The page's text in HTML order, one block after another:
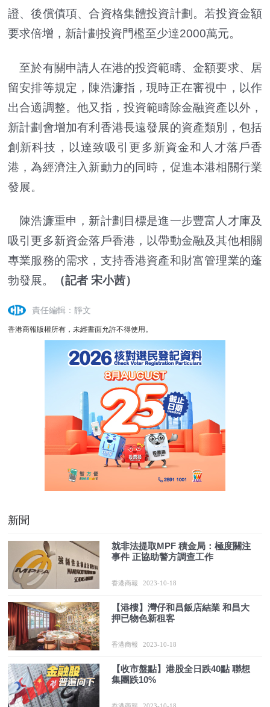
證、後償債項、合資格集體投資計劃。若投資金額
要求倍增，新計劃投資門檻至少達2000萬元。
至於有關申請人在港的投資範疇、金額要求、居
留安排等規定，陳浩濂指，現時正在審視中，以作
出合適調整。他又指，投資範疇除金融資產以外，
新計劃會增加有利香港長遠發展的資產類別，包括
創新科技，以達致吸引更多新資金和人才落戶香
港，為經濟注入新動力的同時，促進本港相關行業
發展。
陳浩濂重申，新計劃目標是進一步豐富人才庫及
吸引更多新資金落戶香港，以帶動金融及其他相關
專業服務的需求，支持香港資產和財富管理業的蓬
勃發展。
（記者 宋小茜）
責任編輯：靜文
香港商報版權所有，未經書面允許不得使用。
新聞
就非法提取MPF 積金局：極度關注
事件 正協助警方調查工作
香港商報 2023-10-18
【港樓】灣仔和昌飯店結業 和昌大
押已物色新租客
香港商報 2023-10-18
【收市盤點】港股全日跌40點 聯想
集團跌10%